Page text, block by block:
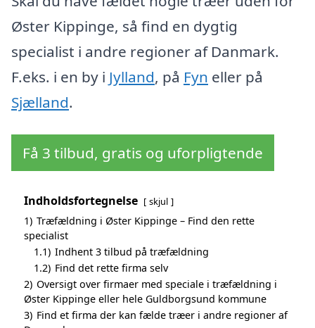
Øster Kippinge, så find en dygtig
specialist i andre regioner af Danmark.
F.eks. i en by i Jylland, på Fyn eller på
Sjælland.
Få 3 tilbud, gratis og uforpligtende
Indholdsfortegnelse skjul
1) Træfældning i Øster Kippinge – Find den rette
specialist
1.1) Indhent 3 tilbud på træfældning
1.2) Find det rette firma selv
2) Oversigt over firmaer med speciale i træfældning i
Øster Kippinge eller hele Guldborgsund kommune
3) Find et firma der kan fælde træer i andre regioner af